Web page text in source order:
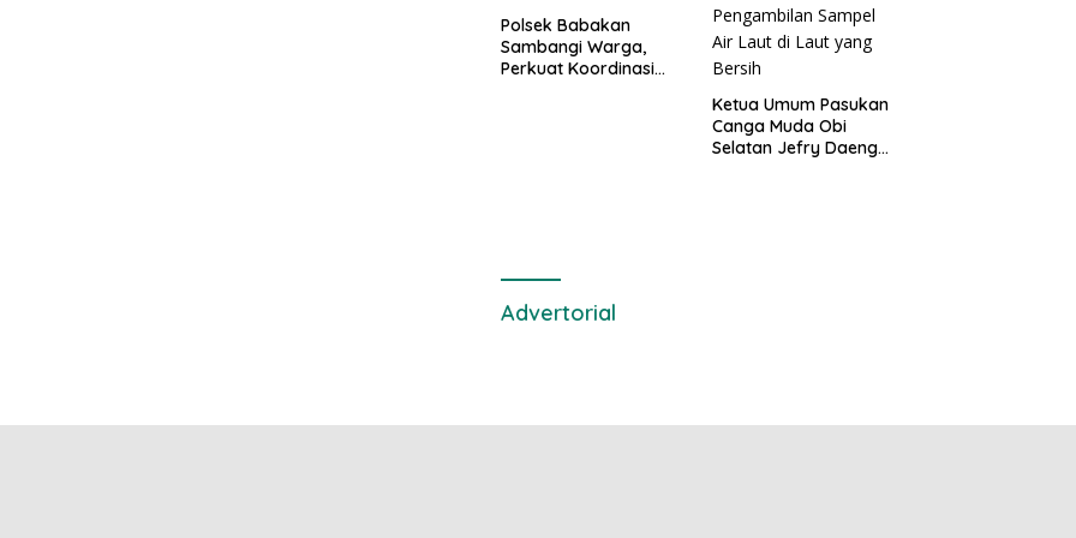
Polsek Babakan
Sambangi Warga,
Perkuat Koordinasi
Ketua Umum Pasukan
Canga Muda Obi
Selatan Jefry Daeng
Advertorial